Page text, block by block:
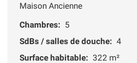
Maison Ancienne
Chambres: 5
SdBs / salles de douche: 4
Surface habitable: 322 m²